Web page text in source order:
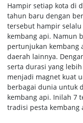
Hampir setiap kota di
tahun baru dengan
tersebut hampir
kembang api. Namun
pertunjukan kembang
daerah lainnya.
serta durasi yang
menjadi magnet kuat
berbagai dunia untuk
kembang api. Inilah 7
tradisi pesta